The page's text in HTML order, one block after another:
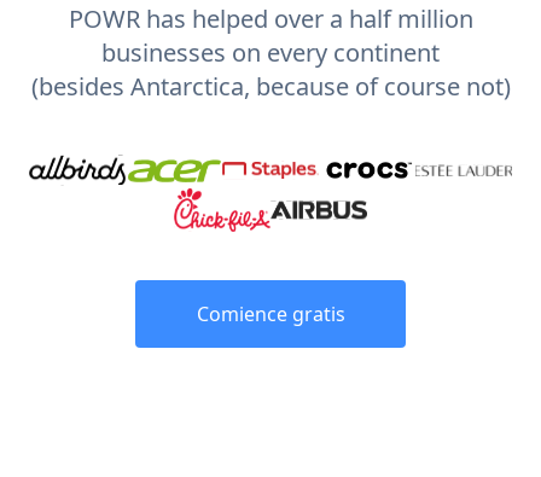
POWR has helped over a half million
businesses on every continent
(besides Antarctica, because of course not)
Comience gratis